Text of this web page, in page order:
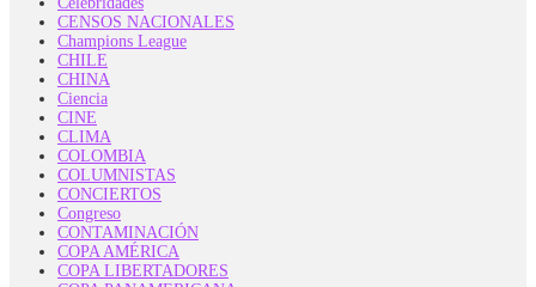
CENSOS NACIONALES
Champions League
CHILE
CHINA
Ciencia
CINE
CLIMA
COLOMBIA
COLUMNISTAS
CONCIERTOS
Congreso
CONTAMINACIÓN
COPA AMÉRICA
COPA LIBERTADORES